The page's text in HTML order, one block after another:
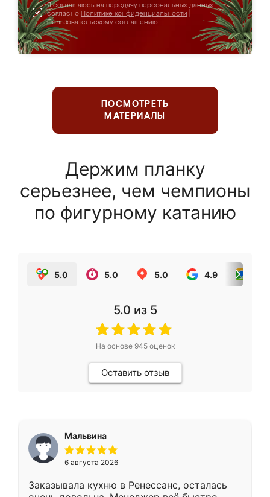
Я соглашаюсь на передачу персональных данных
согласно Политике конфиденциальности
Пользовательскому соглашению
ПОСМОТРЕТЬ
МАТЕРИАЛЫ
Держим планку
серьезнее, чем чемпионы
по фигурному катанию
5.0 5.0 5.0 4.9
5.0 из 5
На основе 945оценок
Оставить отзыв
Мальвина
6 августа 2026
Заказывала кухню в Ренессанс, осталась